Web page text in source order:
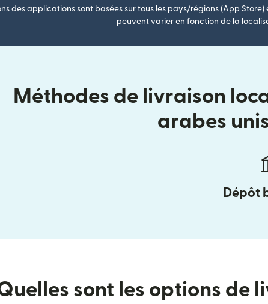
des applications sont basées sur tous les pays/régions (App
peuvent varier en fonction de la
Méthodes de livraison
arabes
Dépôt
sont les options de